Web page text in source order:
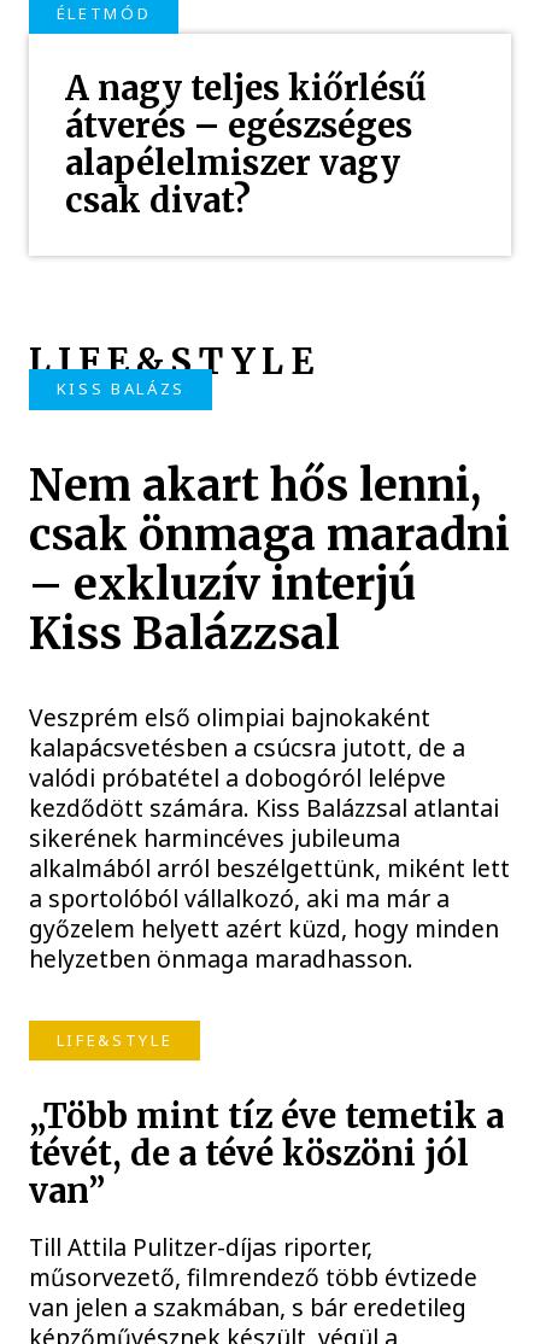
ÉLETMÓD
A nagy teljes kiőrlésű
átverés – egészséges
alapélelmiszer vagy
csak divat?
LIFE&STYLE
KISS BALÁZS
Nem akart hős lenni,
csak önmaga maradni
– exkluzív interjú
Kiss Balázzsal
Veszprém első olimpiai bajnokaként
kalapácsvetésben a csúcsra jutott, de a
valódi próbatétel a dobogóról lelépve
kezdődött számára. Kiss Balázzsal atlantai
sikerének harmincéves jubileuma
alkalmából arról beszélgettünk, miként lett
a sportolóból vállalkozó, aki ma már a
győzelem helyett azért küzd, hogy minden
helyzetben önmaga maradhasson.
LIFE&STYLE
„Több mint tíz éve temetik a
tévét, de a tévé köszöni jól
van”
Till Attila Pulitzer-díjas riporter,
műsorvezető, filmrendező több évtizede
van jelen a szakmában, s bár eredetileg
képzőművésznek készült, végül a